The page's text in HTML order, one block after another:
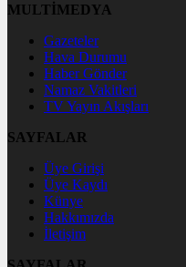
MULTİMEDYA
Gazeteler
Hava Durumu
Haber Gönder
Namaz Vakitleri
TV Yayın Akışları
SAYFALAR
Üye Girişi
Üye Kaydı
Künye
Hakkımızda
İletişim